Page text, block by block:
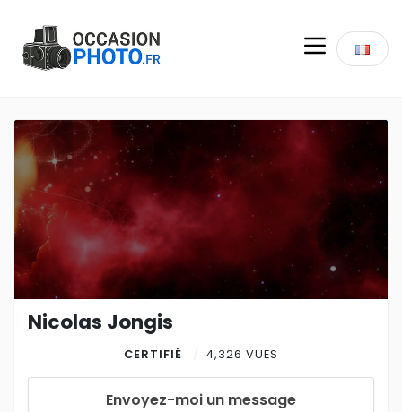
Nicolas Jongis
CERTIFIÉ 4,326 VUES
Envoyez-moi un message